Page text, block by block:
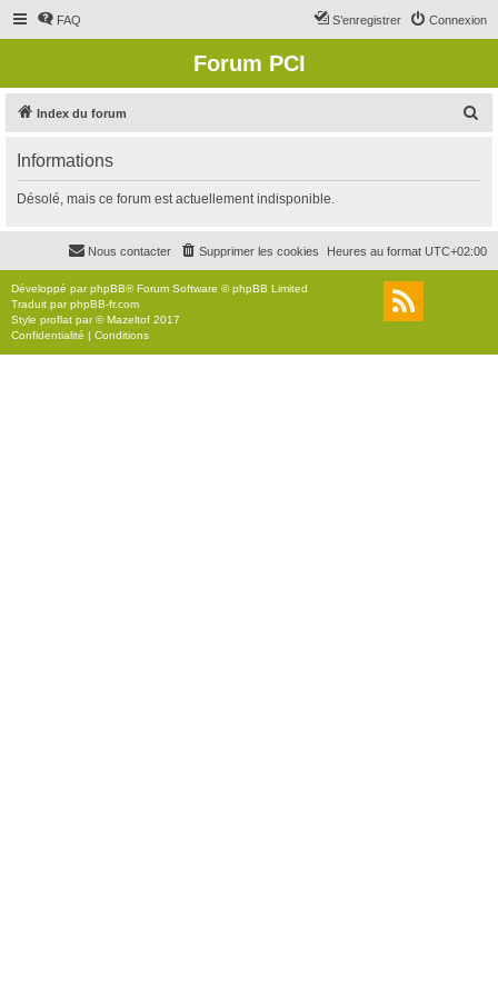
FAQ Connexion
S’enregistrer
Forum PCI
Index du forum
r
c
r
Informations
Désolé, mais ce forum est actuellement indisponible.
Heures au format UTC+02:00
Supprimer les cookies
Nous contacter
Développé parphpBB® Forum Software © phpBB Limited
Traduit parphpBB-fr.com
Style proflat par ©Mazeltof 2017
Confidentialité | Conditions